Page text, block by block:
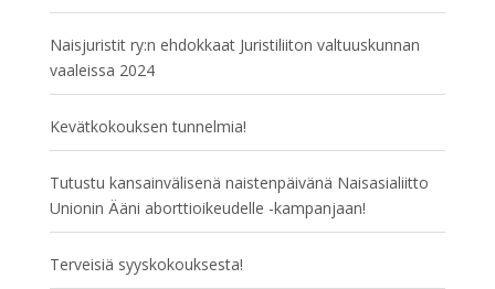
Naisjuristit ry:n ehdokkaat Juristiliiton valtuuskunnan
vaaleissa 2024
Kevätkokouksen tunnelmia!
Tutustu kansainvälisenä naistenpäivänä Naisasialiitto
Unionin Ääni aborttioikeudelle -kampanjaan!
Terveisiä syyskokouksesta!